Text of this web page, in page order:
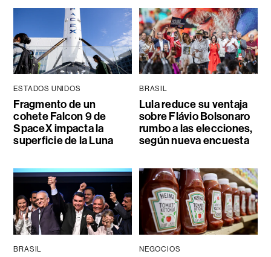
ESTADOS UNIDOS
Fragmento de un
cohete Falcon 9 de
SpaceX impacta la
superficie de la Luna
BRASIL
Lula reduce su ventaja
sobre Flávio Bolsonaro
rumbo a las elecciones,
según nueva encuesta
BRASIL NEGOCIOS